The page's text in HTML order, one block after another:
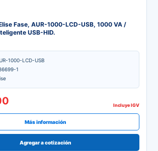
Fase, AUR-1000-LCD-USB, 1000 VA /
USB-HID.
1000-LCD-USB
1
Incluye IGV
Más información
Agregar a cotización